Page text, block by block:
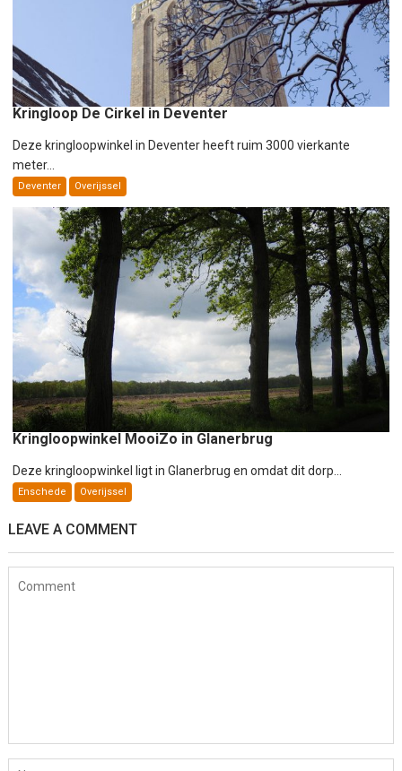
Kringloop De Cirkel in Deventer
Deze kringloopwinkel in Deventer heeft ruim 3000 vierkante
meter...
Deventer Overijssel
Kringloopwinkel MooiZo in Glanerbrug
Deze kringloopwinkel ligt in Glanerbrug en omdat dit dorp...
Enschede Overijssel
LEAVE A COMMENT